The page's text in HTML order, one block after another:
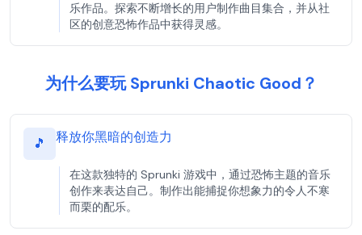
乐作品。探索不断增长的用户制作曲目集合，并从社
区的创意恐怖作品中获得灵感。
为什么要玩 Sprunki Chaotic Good？
🎵 释放你黑暗的创造力
在这款独特的 Sprunki 游戏中，通过恐怖主题的音乐
创作来表达自己。制作出能捕捉你想象力的令人不寒
而栗的配乐。